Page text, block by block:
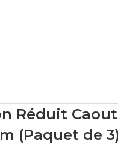
Réduit
(Paquet de 3)